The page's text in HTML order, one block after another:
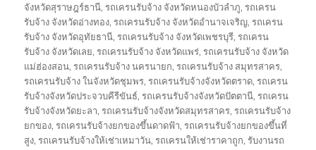
จังหวัดสุราษฎร์ธานี,รถเครนรับจ้าง จังหวัดหนองบัวลำภู,รถเครน
รับจ้าง จังหวัดอ่างทอง,รถเครนรับจ้าง จังหวัดอำนาจเจริญ,รถเครน
รับจ้าง จังหวัดอุทัยธานี,รถเครนรับจ้าง จังหวัดเพชรบุรี,รถเครน
รับจ้าง จังหวัดเลย,รถเครนรับจ้าง จังหวัดแพร่,รถเครนรับจ้าง จังหวัด
แม่ฮ่องสอน,รถเครนรับจ้าง นครนายก,รถเครนรับจ้าง สมุทรสาคร,
รถเครนรับจ้าง ในจังหวัดชุมพร,รถเครนรับจ้างจังหวัดตราด,รถเครน
รับจ้างจังหวัดประจวบคีรีขันธ์,รถเครนรับจ้างจังหวัดปัตตานี,รถเครน
รับจ้างจังหวัดยะลา,รถเครนรับจ้างจังหวัดสมุทรสาคร,รถเครนรับจ้าง
ยกของ,รถเครนรับจ้างยกของขึ้นดาดฟ้า,รถเครนรับจ้างยกของขึ้นที่
สูง,รถเครนรับจ้างให้เช่าเหมาวัน,รถเครนให้เช่าราคาถูก,รับงานรถ